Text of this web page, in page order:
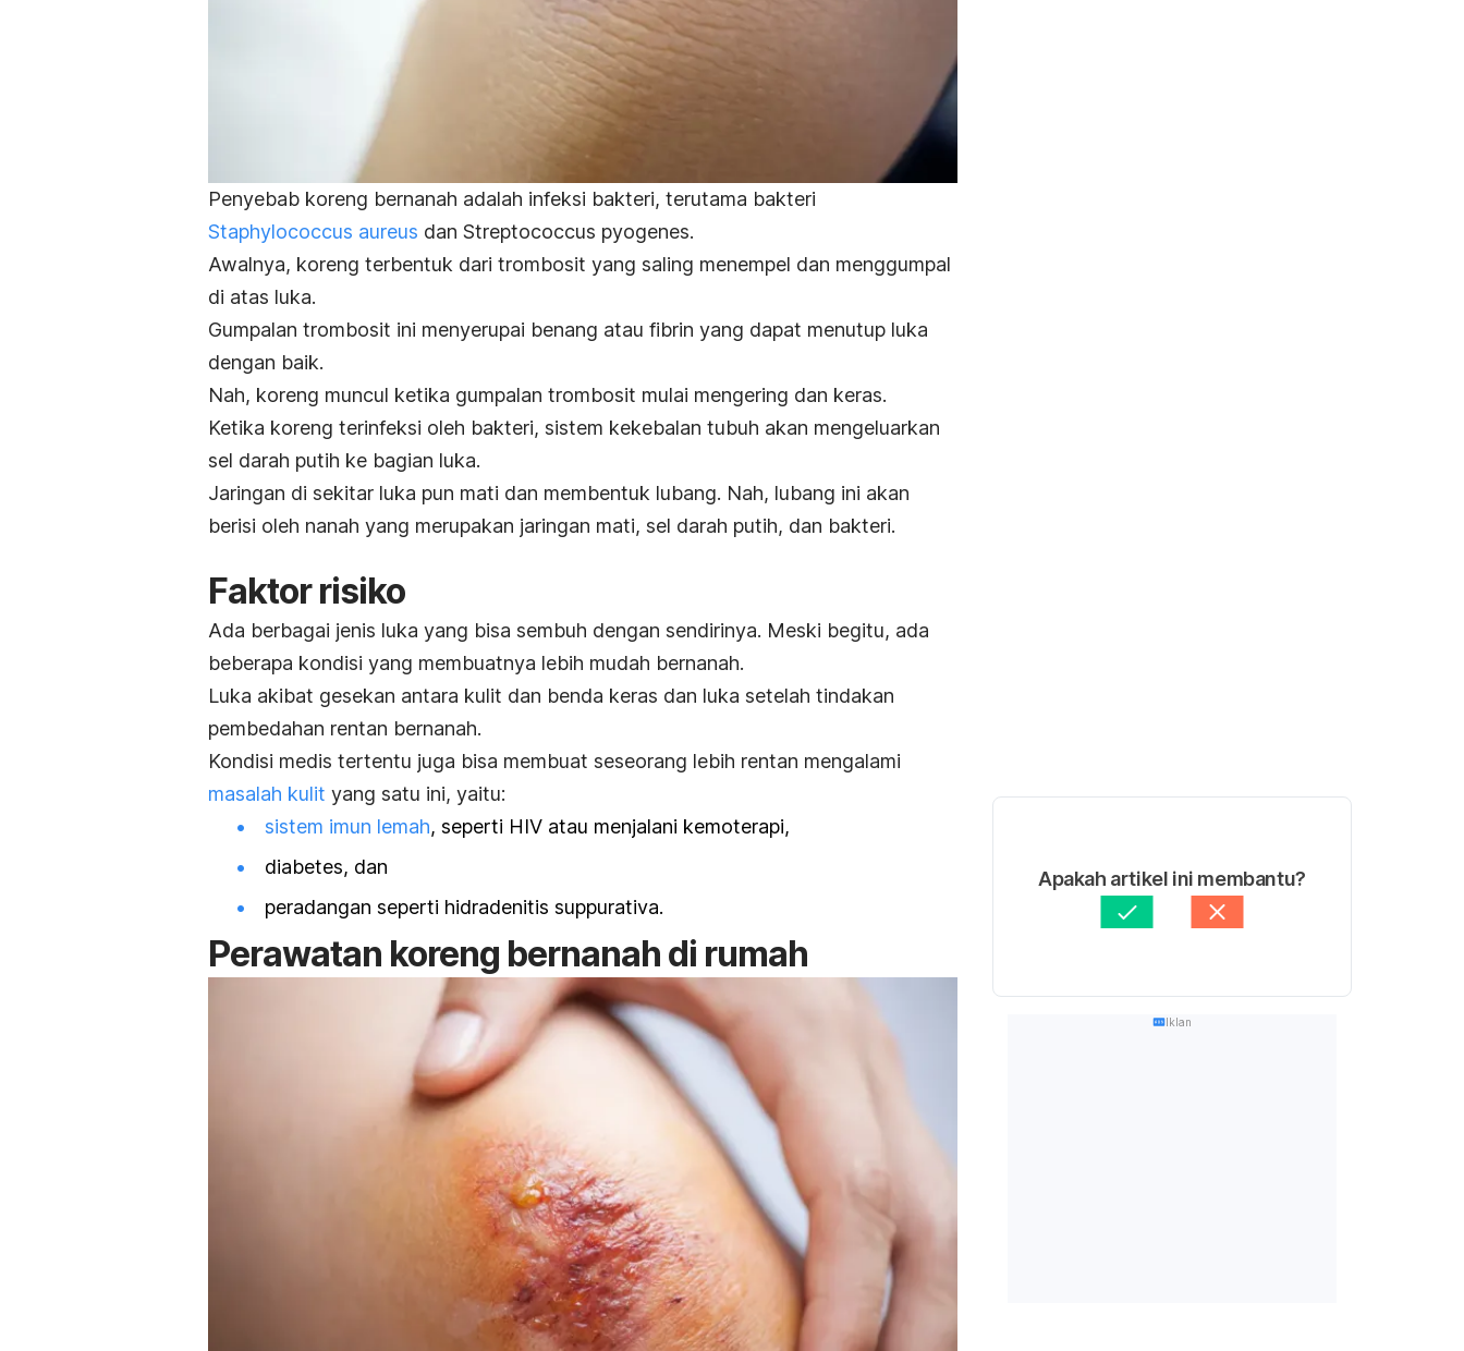
Penyebab koreng bernanah adalah infeksi bakteri, terutama bakteri
Staphylococcus aureus dan Streptococcus pyogenes.
Awalnya, koreng terbentuk dari trombosit yang saling menempel dan menggumpal
di atas luka.
Gumpalan trombosit ini menyerupai benang atau fibrin yang dapat menutup luka
dengan baik.
Nah, koreng muncul ketika gumpalan trombosit mulai mengering dan keras.
Ketika koreng terinfeksi oleh bakteri, sistem kekebalan tubuh akan mengeluarkan
sel darah putih ke bagian luka.
Jaringan di sekitar luka pun mati dan membentuk lubang. Nah, lubang ini akan
berisi oleh nanah yang merupakan jaringan mati, sel darah putih, dan bakteri.
Faktor risiko
Ada berbagai jenis luka yang bisa sembuh dengan sendirinya. Meski begitu, ada
beberapa kondisi yang membuatnya lebih mudah bernanah.
Luka akibat gesekan antara kulit dan benda keras dan luka setelah tindakan
pembedahan rentan bernanah.
Kondisi medis tertentu juga bisa membuat seseorang lebih rentan mengalami
masalah kulit yang satu ini, yaitu:
sistem imun lemah, seperti HIV atau menjalani kemoterapi,
diabetes, dan
peradangan seperti hidradenitis suppurativa.
Perawatan koreng bernanah di rumah
Apakah artikel ini membantu?
Iklan